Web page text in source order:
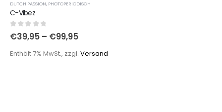
DUTCH PASSION, PHOTOPERIODISCH
C-Vibez
0out of 5
€39,95 – €99,95
Enthält 7% MwSt., zzgl. Versand